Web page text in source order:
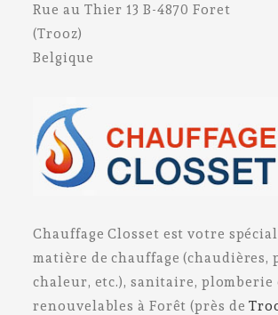
Rue au Thier 13 B-4870 Foret
(Trooz)
Belgique
Chauffage Closset est votre
matière de chauffage (chaudières,
chaleur, etc.), sanitaire, plomberie
renouvelables à Forêt (près de